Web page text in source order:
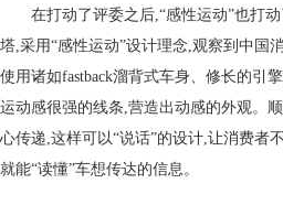
在打动了评委之后,“感性运动”也打
塔,采用“感性运动”设计理念,观察到中国
使用诸如fastback溜背式车身、修长的引
运动感很强的线条,营造出动感的外观。
心传递,这样可以“说话”的设计,让消费者
就能“读懂”车想传达的信息。